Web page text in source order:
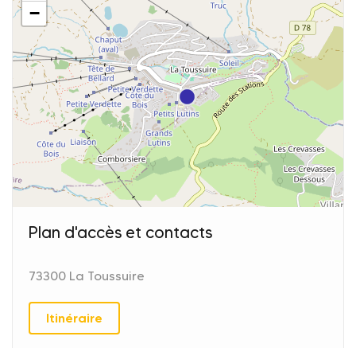
−
Plan d'accès et contacts
73300 La Toussuire
Itinéraire